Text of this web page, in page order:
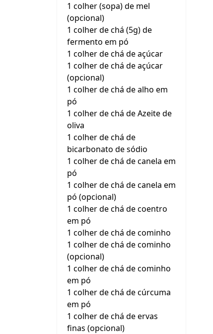
1 colher (sopa) de mel
(opcional)
1 colher de chá (5g) de
fermento em pó
1 colher de chá de açúcar
1 colher de chá de açúcar
(opcional)
1 colher de chá de alho em
pó
1 colher de chá de Azeite de
oliva
1 colher de chá de
bicarbonato de sódio
1 colher de chá de canela em
pó
1 colher de chá de canela em
pó (opcional)
1 colher de chá de coentro
em pó
1 colher de chá de cominho
1 colher de chá de cominho
(opcional)
1 colher de chá de cominho
em pó
1 colher de chá de cúrcuma
em pó
1 colher de chá de ervas
finas (opcional)